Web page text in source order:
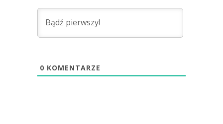
0 KOMENTARZE